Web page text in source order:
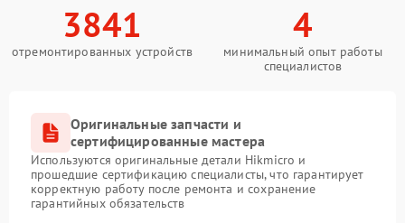
3841
отремонтированных устройств
4
минимальный опыт работы
специалистов
Оригинальные запчасти и
сертифицированные мастера
Используются оригинальные детали Hikmicro и
прошедшие сертификацию специалисты, что гарантирует
корректную работу после ремонта и сохранение
гарантийных обязательств